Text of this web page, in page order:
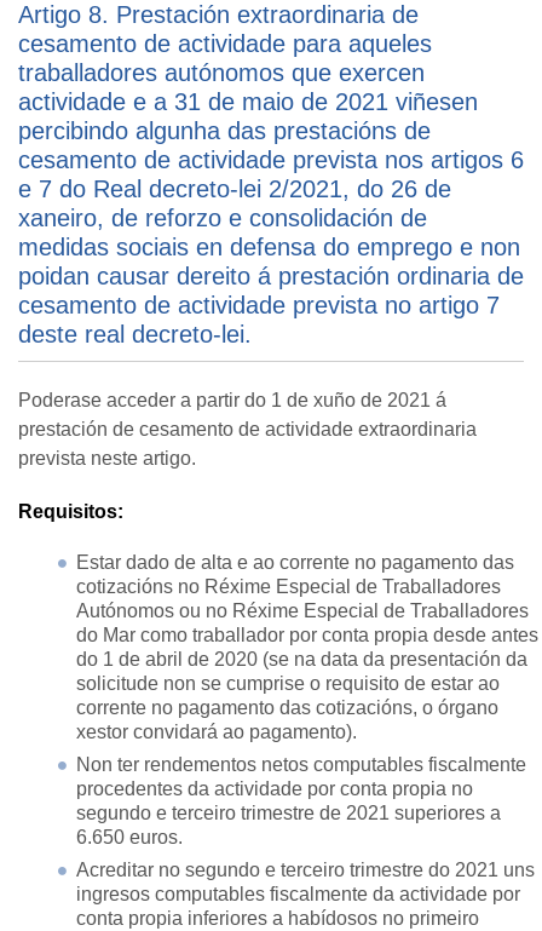
Artigo 8. Prestación extraordinaria de
cesamento de actividade para aqueles
traballadores autónomos que exercen
actividade e a 31 de maio de 2021 viñesen
percibindo algunha das prestacións de
cesamento de actividade prevista nos artigos 6
e 7 do Real decreto-lei 2/2021, do 26 de
xaneiro, de reforzo e consolidación de
medidas sociais en defensa do emprego e non
poidan causar dereito á prestación ordinaria de
cesamento de actividade prevista no artigo 7
deste real decreto-lei.
Poderase acceder a partir do 1 de xuño de 2021 á
prestación de cesamento de actividade extraordinaria
prevista neste artigo.
Requisitos:
Estar dado de alta e ao corrente no pagamento das
cotizacións no Réxime Especial de Traballadores
Autónomos ou no Réxime Especial de Traballadores
do Mar como traballador por conta propia desde antes
do 1 de abril de 2020 (se na data da presentación da
solicitude non se cumprise o requisito de estar ao
corrente no pagamento das cotizacións, o órgano
xestor convidará ao pagamento).
Non ter rendementos netos computables fiscalmente
procedentes da actividade por conta propia no
segundo e terceiro trimestre de 2021 superiores a
6.650 euros.
Acreditar no segundo e terceiro trimestre do 2021 uns
ingresos computables fiscalmente da actividade por
conta propia inferiores a habídosos no primeiro